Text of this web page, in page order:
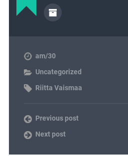
am/30
Uncategorized
Riitta Vaismaa
Previous post
Next post